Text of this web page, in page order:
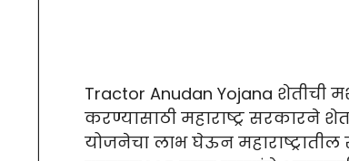
Tractor Anudan Yojana शेतीची
करण्यासाठी महाराष्ट्र सरकारने
योजनेचा लाभ घेऊन